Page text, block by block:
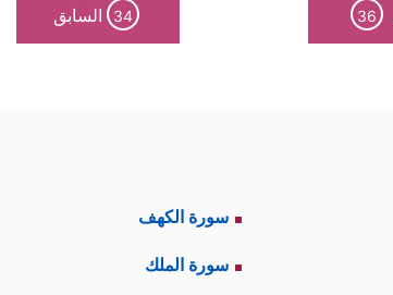
36
34 السابق
سورة الكهف
سورة الملك